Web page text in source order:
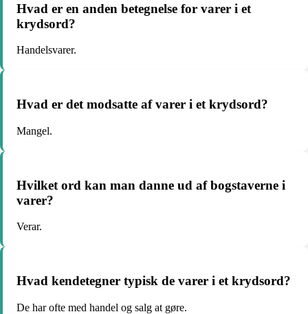
Hvad er en anden betegnelse for varer i et
krydsord?
Handelsvarer.
Hvad er det modsatte af varer i et krydsord?
Mangel.
Hvilket ord kan man danne ud af bogstaverne i
varer?
Verar.
Hvad kendetegner typisk de varer i et krydsord?
De har ofte med handel og salg at gøre.